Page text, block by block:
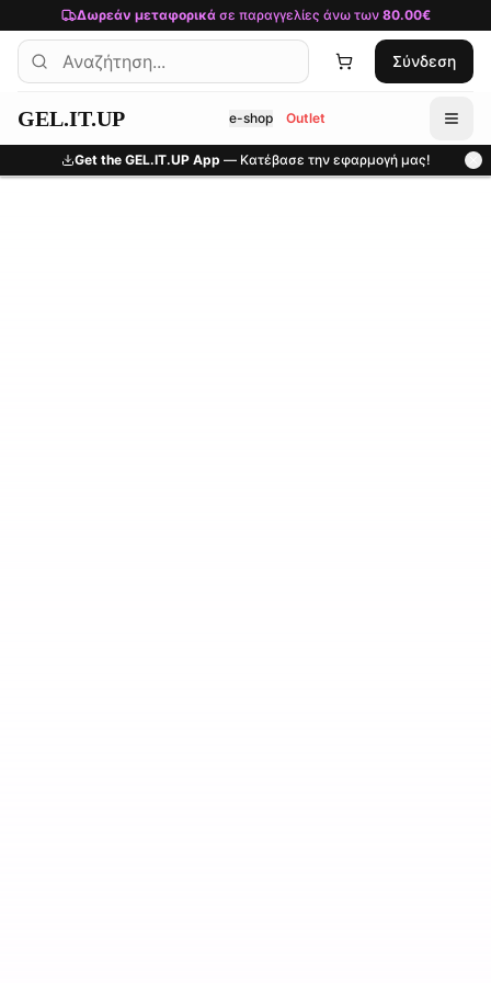
Μετάβαση στο κύριο περιεχόμενο
Δωρεάν μεταφορικάσε παραγγελίες άνω των 80.00€
Σύνδεση
GEL.IT.UP e-shop Outlet
Get the GEL.IT.UP App — Κατέβασε την εφαρμογή μας!